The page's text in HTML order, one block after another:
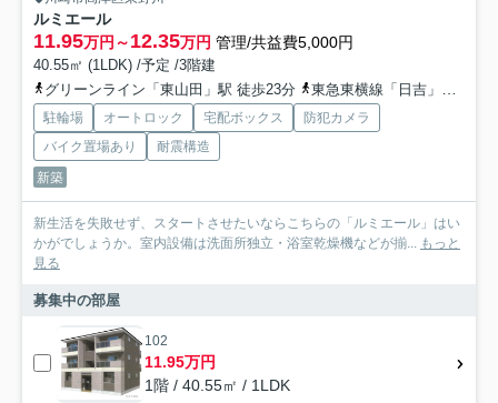
ルミエール
11.95万円～12.35万円 管理/共益費5,000円
40.55㎡ (1LDK) /予定 /3階建
グリーンライン「東山田」駅 徒歩23分
東急東横線「日吉」駅 バス14分 「久末団地」 停歩10分
駐輪場 オートロック 宅配ボックス
防犯カメラ
バイク置場あり
耐震構造
新築
新生活を失敗せず、スタートさせたいならこちらの「ルミエール」はい
かがでしょうか。室内設備は洗面所独立・浴室乾燥機などが揃...
もっと
見る
募集中の部屋
102
11.95万円
1階 / 40.55㎡ / 1LDK